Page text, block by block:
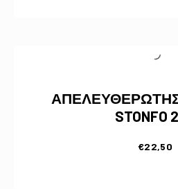
STONFO
€22,50